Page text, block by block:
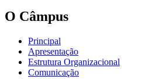
O Câmpus
Principal
Apresentação
Estrutura Organizacional
Comunicação